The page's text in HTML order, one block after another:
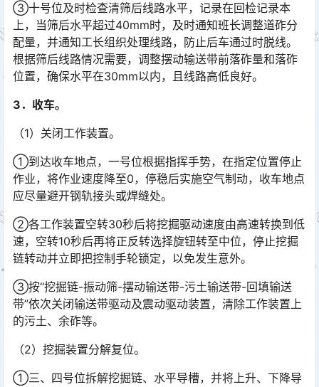
③十号位及时检查清筛后线路水平，记录在回检记录本
上，当筛后水平超过40mm时，及时通知班长调整道砟分
配量，并通知工长组织处理线路，防止后车通过时脱线。
根据筛后线路情况需要，调整摆动输送带前落砟量和落砟
位置，确保水平在30mm以内，且线路高低良好。󠅅󠅃󠄵󠅂󠄪󠇖󠆨󠆨󠇕󠆞󠆒󠅬󠇘󠆭󠆘󠇙󠆝󠅵󠇗󠆭󠆁󠄐󠇗󠅹󠅸󠇖󠆍󠅳󠇖󠅹󠅰󠇖󠆌󠅹
3．收车。
（1）关闭工作装置。
①到达收车地点，一号位根据指挥手势，在指定位置停止
作业，将作业速度降至0，停稳后实施空气制动，收车地点
应尽量避开钢轨接头或焊缝处。
②各工作装置空转30秒后将挖掘驱动速度由高速转换到低
速，空转10秒后再将正反转选择旋钮转至中位，停止挖掘
链转动并立即把控制手轮锁定，以免发生意外。
③按“挖掘链-振动筛-摆动输送带-污土输送带-回填输送
带”依次关闭输送带驱动及震动驱动装置，清除工作装置上
的污土、余砟等。
（2）挖掘装置分解复位。
①三、四号位拆解挖掘链、水平导槽，并将上升、下降导